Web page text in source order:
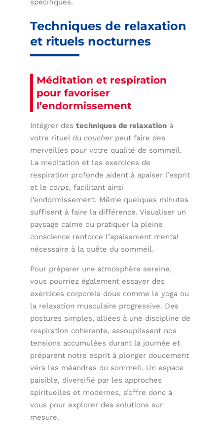
spécifiques.
Techniques de relaxation
et rituels nocturnes
Méditation et respiration
pour favoriser
l’endormissement
Intégrer destechniques de relaxation à
votre rituel du coucher peut faire des
merveilles pour votre qualité de sommeil.
La méditation et les exercices de
respiration profonde aident à apaiser l’esprit
et le corps, facilitant ainsi
l’endormissement. Même quelques minutes
suffisent à faire la différence. Visualiser un
paysage calme ou pratiquer la pleine
conscience renforce l’apaisement mental
nécessaire à la quête du sommeil.
Pour préparer une atmosphère sereine,
vous pourriez également essayer des
exercices corporels doux comme le yoga ou
la relaxation musculaire progressive. Des
postures simples, alliées à une discipline de
respiration cohérente, assouplissent nos
tensions accumulées durant la journée et
préparent notre esprit à plonger doucement
vers les méandres du sommeil. Un espace
paisible, diversifié par les approches
spirituelles et modernes, s’offre donc à
vous pour explorer des solutions sur
mesure.